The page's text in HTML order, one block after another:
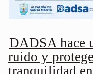
DADSA hace
ruido y
tranquilidad